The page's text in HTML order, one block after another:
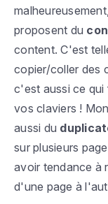
proposent du
content. C'est
copier/coller des
c'est aussi ce qui
vos claviers !
aussi du
sur plusieurs
avoir tendance à
d'une page à